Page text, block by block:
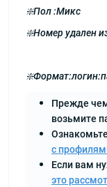
❇️Пол :Микс
❇️Номер удален
Прежде
возьмите
с
Если вам
это